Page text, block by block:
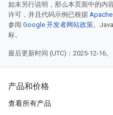
如未另行说明，那么本页面中的内
许可，并且代码示例已根据
参阅 Google 开发者网站政策。
标。
最后更新时间 (UTC)：2025-12-16。
产品和价格
查看所有产品